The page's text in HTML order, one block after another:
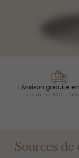
Livraison gratuite
à partir de 300€
Sources